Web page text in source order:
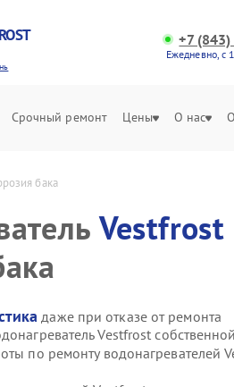
+7
Ежедневно, с
Срочный ремонт Цены О нас
бака
Vestfrost
даже при отказе от ремонта
Vestfrost
по ремонту водонагревателей